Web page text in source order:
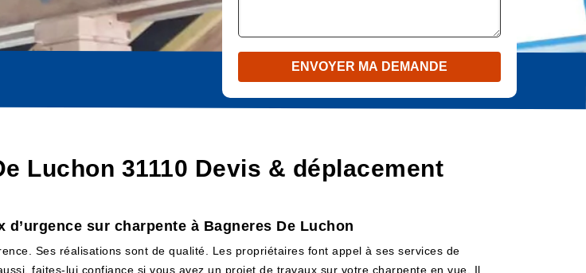
Luchon 31110 Devis & déplacement
sur charpente à Bagneres De Luchon
Ses réalisations sont de qualité. Les propriétaires font appel à ses services de
faites-lui confiance si vous avez un projet de travaux sur votre charpente en vue. Il